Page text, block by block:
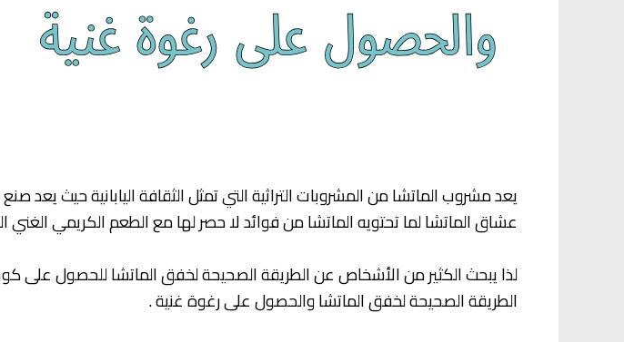
يعد مشروب الماتشا من المشروبات التراثية التي تمثل الثقافة اليابانية حيث
عشاق الماتشا لما تحتويه الماتشا من فوائد لا حصر لها مع الطعم الكريمي الغني
لذا يبحث الكثير من الأشخاص عن الطريقة الصحيحة لخفق الماتشا للحصول
الطريقة الصحيحة لخفق الماتشا والحصول على رغوة غنية .